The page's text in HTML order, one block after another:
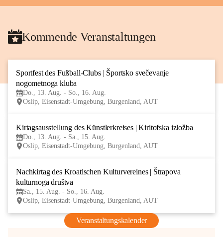
Kommende Veranstaltungen
Sportfest des Fußball-Clubs | Športsko svečevanje
nogometnoga kluba
Do., 13. Aug. - So., 16. Aug.
Oslip, Eisenstadt-Umgebung, Burgenland, AUT
Kirtagsausstellung des Künstlerkreises | Kiritofska izložba
Do., 13. Aug. - Sa., 15. Aug.
Oslip, Eisenstadt-Umgebung, Burgenland, AUT
Nachkirtag des Kroatischen Kulturvereines | Štrapova
kulturnoga društva
Sa., 15. Aug. - So., 16. Aug.
Oslip, Eisenstadt-Umgebung, Burgenland, AUT
Veranstaltungskalender